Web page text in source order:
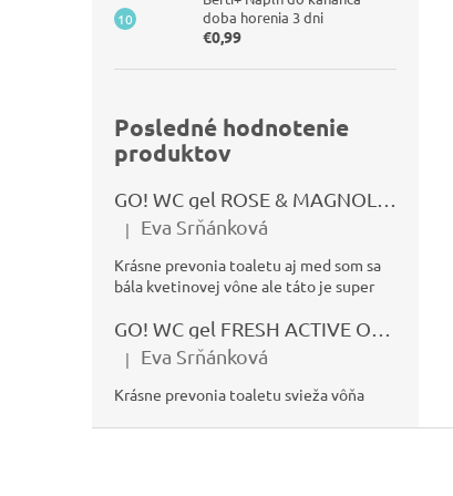
doba horenia 3 dni
€0,99
Posledné hodnotenie
produktov
Hodnotenie produktu je 5 z 5 hviezdičiek.
| Eva Srňánková
Krásne prevonia toaletu aj med som sa
bála kvetinovej vône ale táto je super
Hodnotenie produktu je 5 z 5 hviezdičiek.
| Eva Srňánková
Krásne prevonia toaletu svieža vôňa